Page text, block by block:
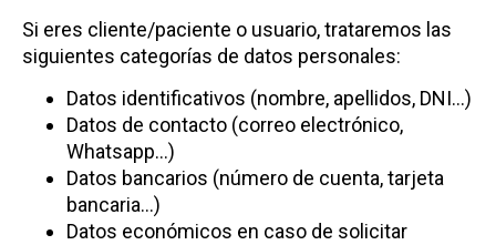
Si eres cliente/paciente o usuario, trataremos las
siguientes categorías de datos personales:
Datos identificativos (nombre, apellidos, DNI…)
Datos de contacto (correo electrónico,
Whatsapp…)
Datos bancarios (número de cuenta, tarjeta
bancaria…)
Datos económicos en caso de solicitar